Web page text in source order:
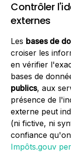
Contrôler
externes
Les bases de
croiser les
en vérifier
bases de
publics, aux
présence de
externe peut
(ni fictive, ni
confiance
Impôts.gouv